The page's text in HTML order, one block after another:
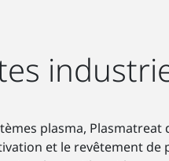
plasma, Plasmatreat
et le revêtement de